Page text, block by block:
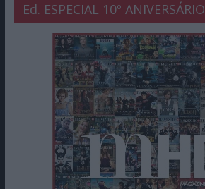
Ed. ESPECIAL 10º ANIVERSÁRIO